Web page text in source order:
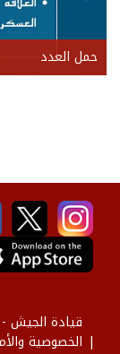
حمل العدد
قيادة الجيش -
الخصوصية